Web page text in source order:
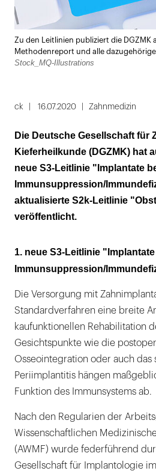
Zu den Leitlinien publiziert die DGZMK
Methodenreport und alle
Stock_MQ-Illustrations
ck 16.07.2020 Zahnmedizin
Die Deutsche Gesellschaft für
Kieferheilkunde (DGZMK) hat
neue S3-Leitlinie "Implantate
Immunsuppression/
aktualisierte S2k-Leitlinie
veröffentlicht.
1. neue S3-Leitlinie
Immunsuppression/
Die Versorgung mit
Standardverfahren eine breite
kaufunktionellen Rehabilitation
Gesichtspunkte wie die
Osseointegration oder auch das
Periimplantitis hängen
Funktion des Immunsystems ab.
Nach den Regularien der
Wissenschaftlichen
(AWMF) wurde federführend
Gesellschaft für Implantologie